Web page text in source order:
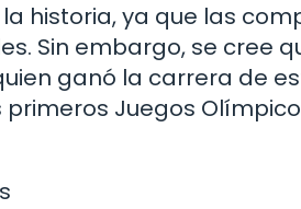
historia, ya que las
Sin embargo, se cree
ganó la carrera de
Juegos